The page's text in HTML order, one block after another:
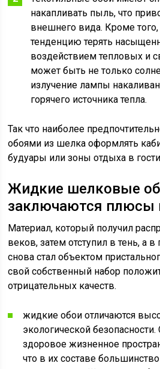
накапливать пыль, что
внешнего вида. Кроме
тенденцию терять
воздействием тепловых и
может быть не только
излучение лампы
горячего источника тепла.
Так что наиболее
обоями из шелка оформлять
будуары или зоны отдыха в
Жидкие шелковые
заключаются плюсы
Материал, который получил
веков, затем отступил в тень, а
снова стал объектом
свой собственный набор
отрицательных качеств.
жидкие обои отличаются
экологической
здоровое жизненное
что в их составе